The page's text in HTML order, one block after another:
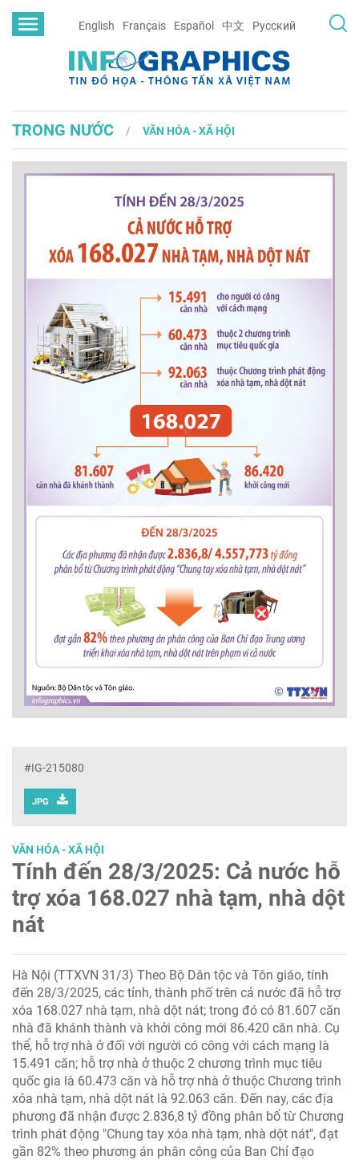
English Français Español 中文 Русский
TRONG NƯỚC VĂN HÓA - XÃ HỘI
#IG-215080
JPG
VĂN HÓA - XÃ HỘI
Tính đến 28/3/2025: Cả nước hỗ
trợ xóa 168.027 nhà tạm, nhà dột
nát
Hà Nội (TTXVN 31/3) Theo Bộ Dân tộc và Tôn giáo, tính
đến 28/3/2025, các tỉnh, thành phố trên cả nước đã hỗ trợ
xóa 168.027 nhà tạm, nhà dột nát; trong đó có 81.607 căn
nhà đã khánh thành và khởi công mới 86.420 căn nhà. Cụ
thể, hỗ trợ nhà ở đối với người có công với cách mạng là
15.491 căn; hỗ trợ nhà ở thuộc 2 chương trình mục tiêu
quốc gia là 60.473 căn và hỗ trợ nhà ở thuộc Chương trình
xóa nhà tạm, nhà dột nát là 92.063 căn. Đến nay, các địa
phương đã nhận được 2.836,8 tỷ đồng phân bổ từ Chương
trình phát động "Chung tay xóa nhà tạm, nhà dột nát", đạt
gần 82% theo phương án phân công của Ban Chỉ đạo